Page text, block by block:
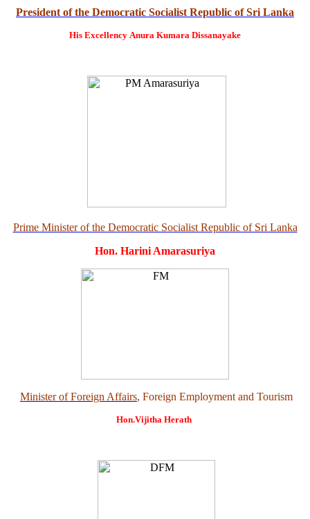
President of the Democratic Socialist Republic of Sri Lanka
His Excellency Anura Kumara Dissanayake
Prime Minister of the Democratic Socialist Republic of Sri Lanka
Hon. Harini Amarasuriya
Minister of Foreign Affairs, Foreign Employment and Tourism
Hon.Vijitha Herath